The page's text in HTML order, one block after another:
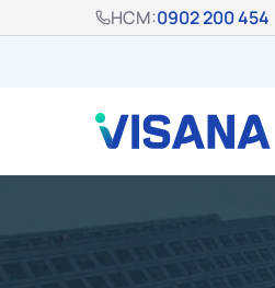
HCM:0902 200 454